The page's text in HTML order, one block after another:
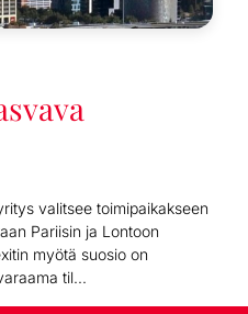
valitsee toimipaikakseen
Pariisin ja Lontoon
myötä suosio on
til...